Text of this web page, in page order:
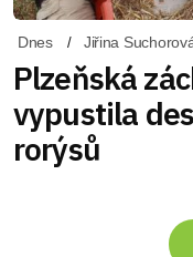
Dnes Jiřina
Plzeňská
vypustila
rorýsů